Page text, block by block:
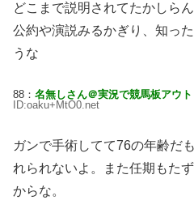
どこまで説明されてたかしらん
公約や演説みるかぎり、知っ
うな
88： 名無しさん＠実況で競馬板アウト
ID:oaku+MtO0.net
ガンで手術してて76の年齢だ
れられないよ。また任期もた
からな。